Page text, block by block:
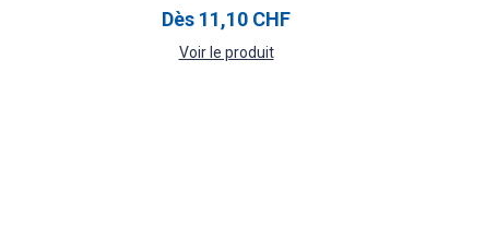
Dès 11,10 CHF
Voir le produit